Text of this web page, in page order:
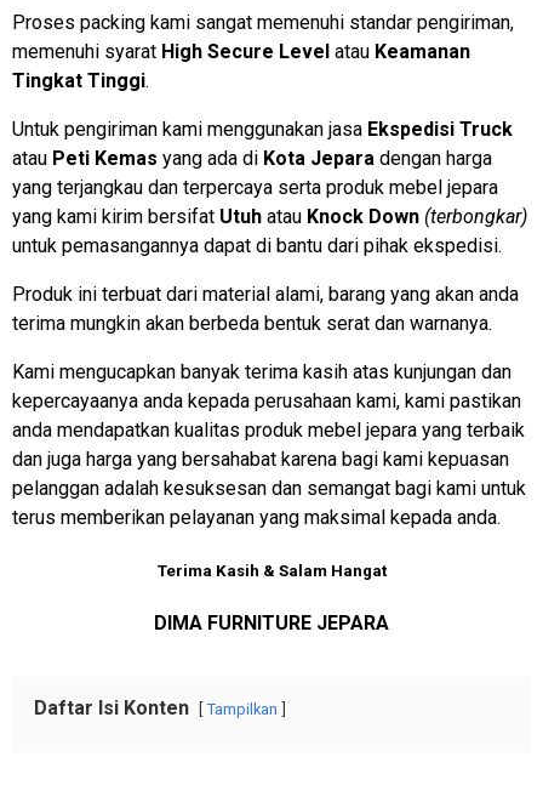
Proses packing kami sangat memenuhi standar pengiriman,
memenuhi syarat High Secure Level atau Keamanan
Tingkat Tinggi.
Untuk pengiriman kami menggunakan jasa Ekspedisi Truck
atau Peti Kemas yang ada di Kota Jepara dengan harga
yang terjangkau dan terpercaya serta produk mebel jepara
yang kami kirim bersifat Utuh atau Knock Down (terbongkar)
untuk pemasangannya dapat di bantu dari pihak ekspedisi.
Produk ini terbuat dari material alami, barang yang akan anda
terima mungkin akan berbeda bentuk serat dan warnanya.
Kami mengucapkan banyak terima kasih atas kunjungan dan
kepercayaanya anda kepada perusahaan kami, kami pastikan
anda mendapatkan kualitas produk mebel jepara yang terbaik
dan juga harga yang bersahabat karena bagi kami kepuasan
pelanggan adalah kesuksesan dan semangat bagi kami untuk
terus memberikan pelayanan yang maksimal kepada anda.
Terima Kasih & Salam Hangat
DIMA FURNITURE JEPARA
Daftar Isi Konten Tampilkan